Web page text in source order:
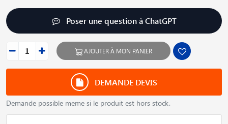
Poser une question à ChatGPT
AJOUTER À MON PANIER
DEMANDE DEVIS
Demande possible meme si le produit est hors stock.